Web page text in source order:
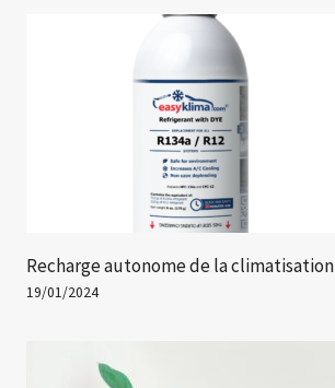
Recharge autonome de la climatisation
19/01/2024